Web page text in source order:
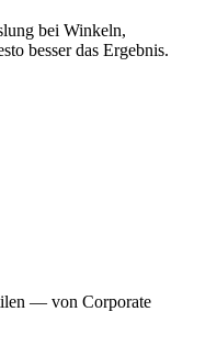
bei Winkeln,
besser das Ergebnis.
— von Corporate